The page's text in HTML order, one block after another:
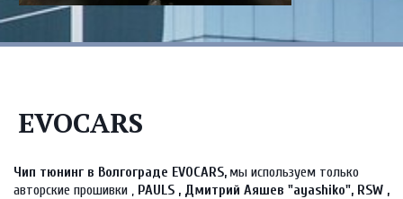
EVOCARS
Чип тюнинг в Волгограде EVOCARS, мы используем только
авторские прошивки , PAULS , Дмитрий Аяшев "ayashiko", RSW ,